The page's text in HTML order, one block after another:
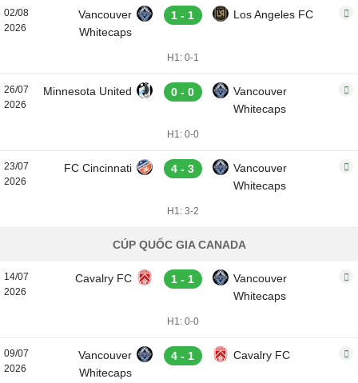
02/08
2026
Vancouver
Whitecaps
1 - 1 Los Angeles FC
H1: 0-1
26/07
2026
Minnesota United 0 - 0
Vancouver
Whitecaps
H1: 0-0
23/07
2026
FC Cincinnati 4 - 3
Vancouver
Whitecaps
H1: 3-2
CÚP QUỐC GIA CANADA
14/07
2026
Cavalry FC 1 - 1
Vancouver
Whitecaps
H1: 0-0
09/07
2026
Vancouver
Whitecaps
4 - 1 Cavalry FC